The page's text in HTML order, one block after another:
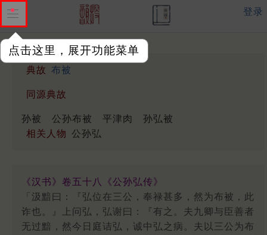
点击这里，展开功能菜单
登录
典故 布被
同源典故
孙被 公孙布被 平津肉
孙弘被
相关人物 公孙弘
《汉书》卷五十八《公孙弘传》
「汲黯曰：『弘位在三公，奉禄甚多，然为布被，此
诈也。』上问弘，弘谢曰：『有之。夫九卿与臣善者
无过黯，然今日庭诘弘，诚中弘之病。夫以三公为布